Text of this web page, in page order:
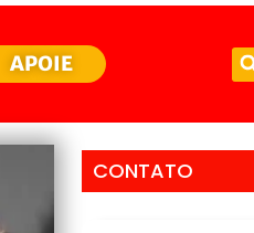
APOIE
CONTATO